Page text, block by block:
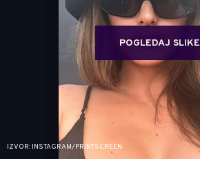
POGLEDAJ SLIKE
IZVOR: INSTAGRAM/PRINTSCREEN